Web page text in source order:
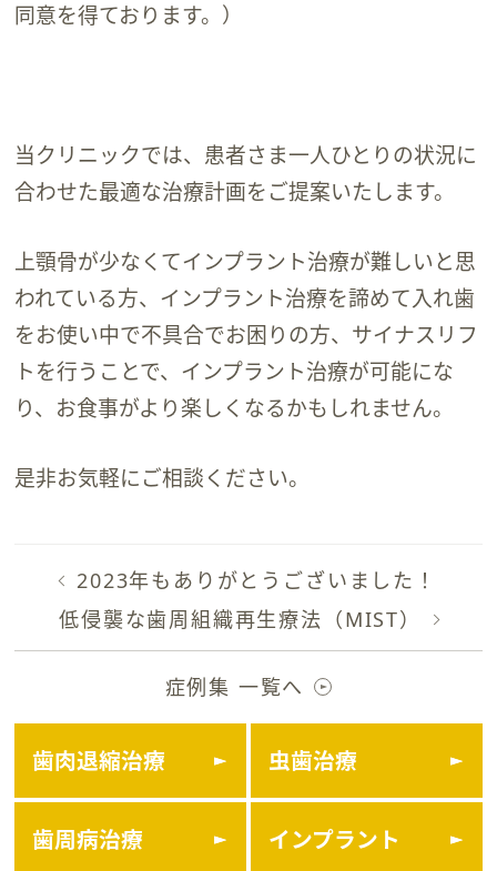
同意を得ております。）
当クリニックでは、患者さま一人ひとりの状況に
合わせた最適な治療計画をご提案いたします。
上顎骨が少なくてインプラント治療が難しいと思
われている方、インプラント治療を諦めて入れ歯
をお使い中で不具合でお困りの方、サイナスリフ
トを行うことで、インプラント治療が可能にな
り、お食事がより楽しくなるかもしれません。
是非お気軽にご相談ください。
2023年もありがとうございました！
低侵襲な歯周組織再生療法（MIST）
症例集 一覧へ
歯肉退縮治療 虫歯治療
歯周病治療 インプラント